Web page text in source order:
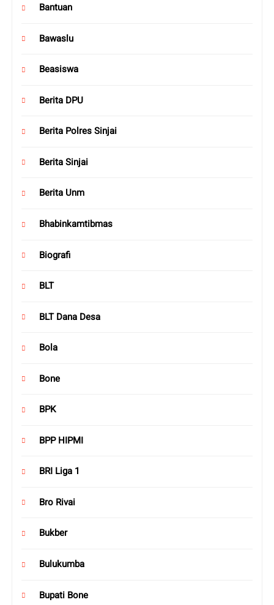
Bantuan
Bawaslu
Beasiswa
Berita DPU
Berita Polres Sinjai
Berita Sinjai
Berita Unm
Bhabinkamtibmas
Biografi
BLT
BLT Dana Desa
Bola
Bone
BPK
BPP HIPMI
BRI Liga 1
Bro Rivai
Bukber
Bulukumba
Bupati Bone